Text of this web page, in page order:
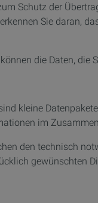
Schutz der
Sie daran,
die Daten,
kleine
im
den technisch
gewünschten